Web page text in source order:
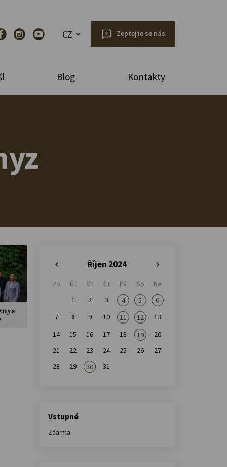
CZ Zeptejte se nás
Blog Kontakty
Říjen 2024
Po Út St Čt Pá So
Ne
1
2 3 4 5
6
7
8 9 10 11 12
13
14
15 16 17 18 19
20
21
22 23 24 25 26
27
28
29 30 31
Vstupné
Zdarma